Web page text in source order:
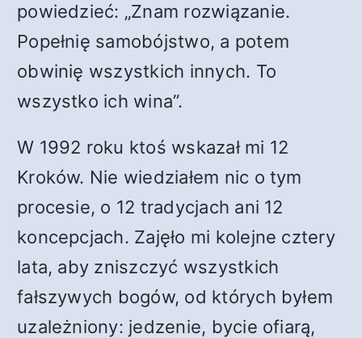
powiedzieć: „Znam rozwiązanie.
Popełnię samobójstwo, a potem
obwinię wszystkich innych. To
wszystko ich wina”.
W 1992 roku ktoś wskazał mi 12
Kroków. Nie wiedziałem nic o tym
procesie, o 12 tradycjach ani 12
koncepcjach. Zajęło mi kolejne cztery
lata, aby zniszczyć wszystkich
fałszywych bogów, od których byłem
uzależniony: jedzenie, bycie ofiarą,